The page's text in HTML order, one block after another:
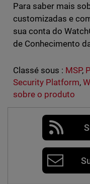
Para saber mais
customizadas e
sua conta do
de Conhecimento
Classé sous : MSP,
Security Platform,
sobre o produto